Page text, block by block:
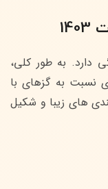
دارد. به طور کلی،
نسبت به گزهای با
های زیبا و شکیل